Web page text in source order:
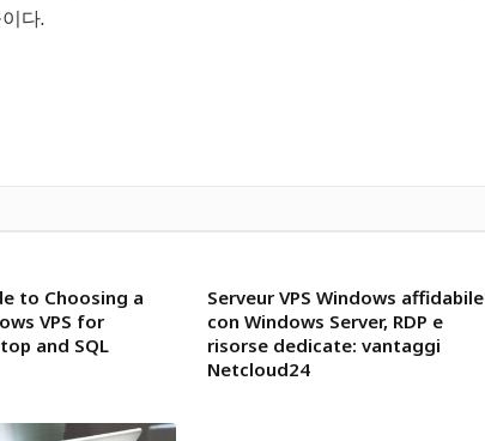
다.
to Choosing a
VPS for
and SQL
Serveur VPS Windows affidabile
con Windows Server, RDP e
risorse dedicate: vantaggi
Netcloud24